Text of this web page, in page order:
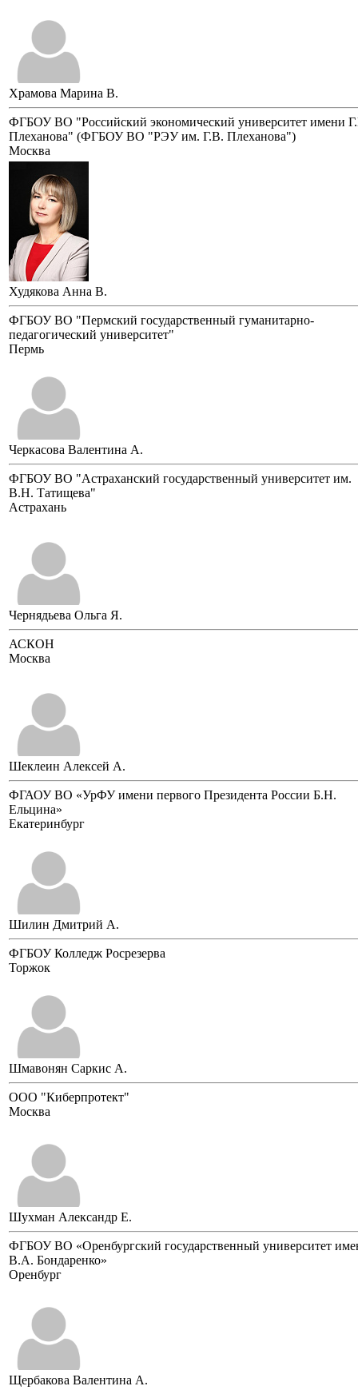
Храмова Марина В.
ФГБОУ ВО "Российский экономический университет имени
Плеханова" (ФГБОУ ВО "РЭУ им. Г.В. Плеханова")
Москва
Худякова Анна В.
ФГБОУ ВО "Пермский государственный гуманитарно-
педагогический университет"
Пермь
Черкасова Валентина А.
ФГБОУ ВО "Астраханский государственный университет им.
В.Н. Татищева"
Астрахань
Чернядьева Ольга Я.
АСКОН
Москва
Шеклеин Алексей А.
ФГАОУ ВО «УрФУ имени первого Президента России Б.Н.
Ельцина»
Екатеринбург
Шилин Дмитрий А.
ФГБОУ Колледж Росрезерва
Торжок
Шмавонян Саркис А.
ООО "Киберпротект"
Москва
Шухман Александр Е.
ФГБОУ ВО «Оренбургский государственный университет
В.А. Бондаренко»
Оренбург
Щербакова Валентина А.